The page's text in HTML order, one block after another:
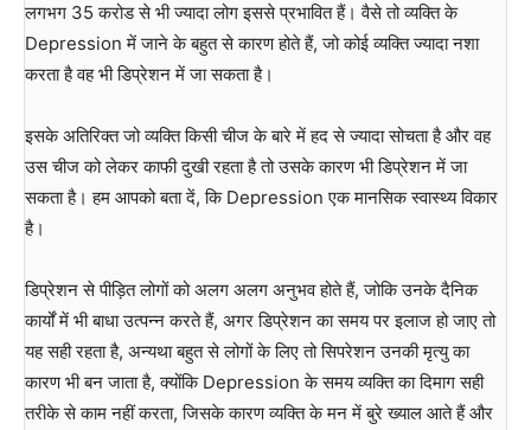
लगभग 35 करोड से भी ज्यादा लोग इससे प्रभावित हैं। वैसे तो व्यक्ति के
Depression में जाने के बहुत से कारण होते हैं, जो कोई व्यक्ति ज्यादा नशा
करता है वह भी डिप्रेशन में जा सकता है।
इसके अतिरिक्त जो व्यक्ति किसी चीज के बारे में हद से ज्यादा सोचता है और वह
उस चीज को लेकर काफी दुखी रहता है तो उसके कारण भी डिप्रेशन में जा
सकता है। हम आपको बता दें, कि Depression एक मानसिक स्वास्थ्य विकार
है।
डिप्रेशन से पीड़ित लोगों को अलग अलग अनुभव होते हैं, जोकि उनके दैनिक
कार्यों में भी बाधा उत्पन्न करते हैं, अगर डिप्रेशन का समय पर इलाज हो जाए तो
यह सही रहता है, अन्यथा बहुत से लोगों के लिए तो सिपरेशन उनकी मृत्यु का
कारण भी बन जाता है, क्योंकि Depression के समय व्यक्ति का दिमाग सही
तरीके से काम नहीं करता, जिसके कारण व्यक्ति के मन में बुरे ख्याल आते हैं और